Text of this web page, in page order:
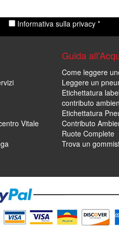
Informativa sulla privacy *
Vitale
Guida
Come leggere
Leggere un
Etichettatura
contributo
Etichettatura
Contributo
Ruote Complete
Trova un